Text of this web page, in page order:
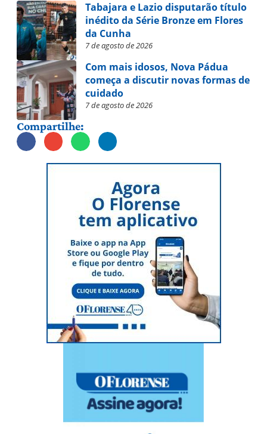
Tabajara e Lazio disputarão título
inédito da Série Bronze em Flores
da Cunha
7 de agosto de 2026
Com mais idosos, Nova Pádua
começa a discutir novas formas de
cuidado
7 de agosto de 2026
Compartilhe: